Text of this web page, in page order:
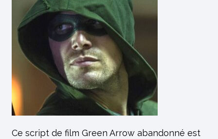
Ce script de film Green Arrow abandonné est